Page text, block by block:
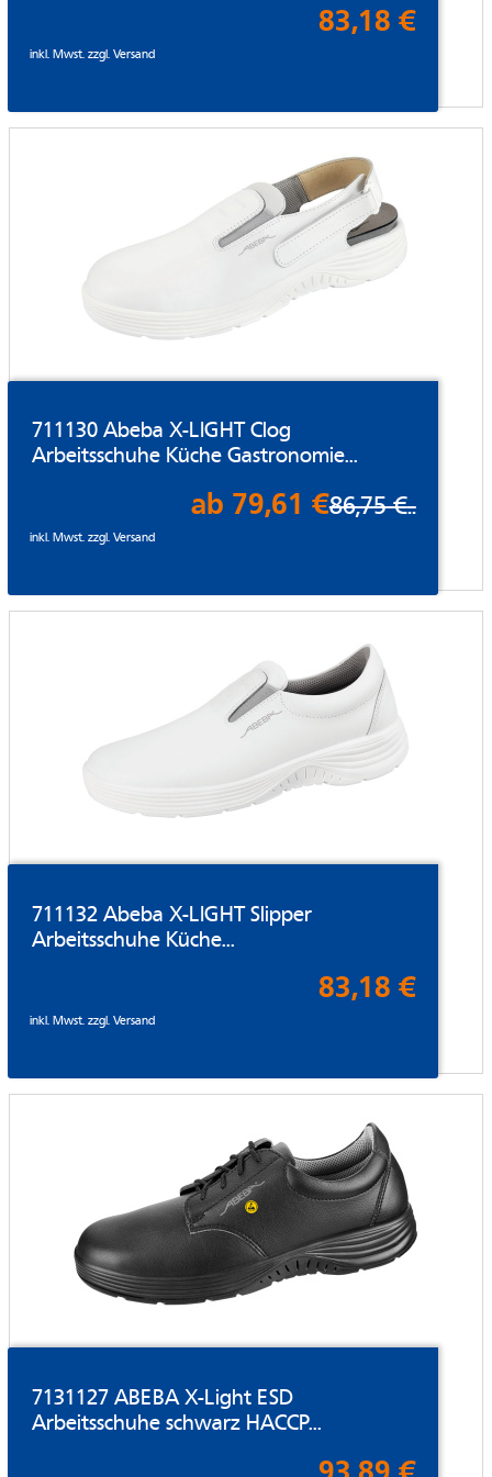
83,18 €
inkl. Mwst. zzgl.Versand
711130 Abeba X-LIGHT Clog
Arbeitsschuhe Küche Gastronomie...
ab 79,61 €86,75 €..
inkl. Mwst. zzgl.Versand
711132 Abeba X-LIGHT Slipper
Arbeitsschuhe Küche...
83,18 €
inkl. Mwst. zzgl.Versand
7131127 ABEBA X-Light ESD
Arbeitsschuhe schwarz HACCP...